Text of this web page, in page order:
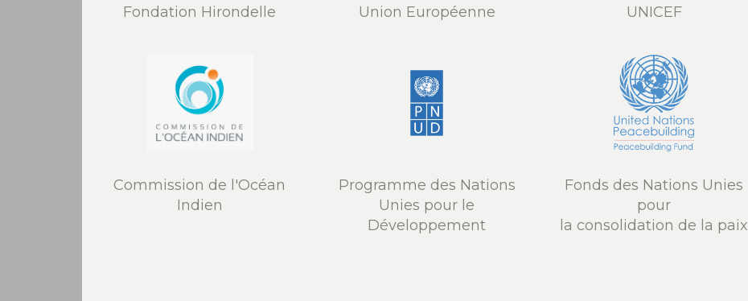
Fondation Hirondelle Union Européenne UNICEF
Commission de l'Océan
Indien
Programme des Nations
Unies pour le
Développement
Fonds des Nations Unies
pour
la consolidation de la paix